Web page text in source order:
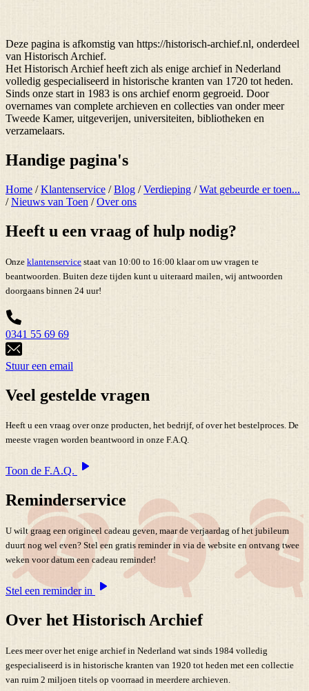
Deze pagina is afkomstig van https://historisch-archief.nl, onderdeel
van Historisch Archief.
Het Historisch Archief heeft zich als enige archief in Nederland
volledig gespecialiseerd in historische kranten van 1720 tot heden.
Sinds onze start in 1983 is ons archief enorm gegroeid. Door
overnames van complete archieven en collecties van onder meer
Tweede Kamer, uitgeverijen, universiteiten, bibliotheken en
verzamelaars.
Handige pagina's
Home /Klantenservice /Blog /Verdieping /Wat gebeurde er toen...
/Nieuws van Toen /Over ons
Heeft u een vraag of hulp nodig?
Onze klantenservice staat van 10:00 to 16:00 klaar om uw vragen te
beantwoorden. Buiten deze tijden kunt u uiteraard mailen, wij antwoorden
doorgaans binnen 24 uur!
0341 55 69 69
Stuur een email
Veel gestelde vragen
Heeft u een vraag over onze producten, het bedrijf, of over het bestelproces. De
meeste vragen worden beantwoord in onze F.A.Q.
Toon de F.A.Q.
Reminderservice
U wilt graag een origineel cadeau geven, maar de verjaardag of het jubileum
duurt nog wel even? Stel een gratis reminder in via de website en ontvang twee
weken voor datum een cadeau reminder!
Stel een reminder in
Over het Historisch Archief
Lees meer over het enige archief in Nederland wat sinds 1984 volledig
gespecialiseerd is in historische kranten van 1920 tot heden met een collectie
van ruim 2 miljoen titels op voorraad in meerdere archieven.